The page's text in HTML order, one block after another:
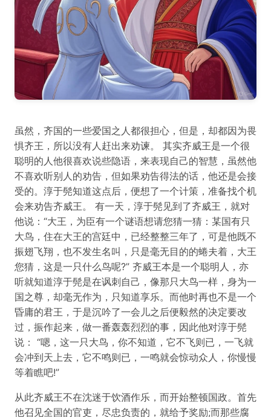
虽然，齐国的一些爱国之人都很担心，但是，却都因为畏
惧齐王，所以没有人赶出来劝谏。 其实齐威王是一个很
聪明的人他很喜欢说些隐语，来表现自己的智慧，虽然他
不喜欢听别人的劝告，但如果劝告得法的话，他还是会接
受的。淳于髡知道这点后，便想了一个计策，准备找个机
会来劝告齐威王。 有一天，淳于髡见到了齐威王，就对
他说：“大王，为臣有一个谜语想请您猜一猜：某国有只
大鸟，住在大王的宫廷中，已经整整三年了，可是他既不
振翅飞翔，也不发生名叫，只是毫无目的的蜷夫着，大王
您猜，这是一只什么鸟呢?” 齐威王本是一个聪明人，亦
听就知道淳于髡是在讽刺自己，像那只大鸟一样，身为一
国之尊，却毫无作为，只知道享乐。而他时再也不是一个
昏庸的君王，于是沉吟了一会儿之后便毅然的决定要改
过，振作起来，做一番轰轰烈烈的事，因此他对淳于髡
说： “嗯，这一只大鸟，你不知道，它不飞则已，一飞就
会冲到天上去，它不鸣则已，一鸣就会惊动众人，你慢慢
等着瞧吧!”
从此齐威王不在沈迷于饮酒作乐，而开始整顿国政。首先
他召见全国的官吏，尽忠负责的，就给予奖励;而那些腐